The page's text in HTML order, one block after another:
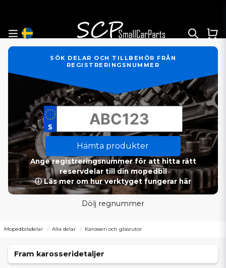
SÖK DELAR OCH TILLBEHÖR FRÅN
REGISTRERINGSNUMMER
Hämta produkter
Ange registreringsnummer för att hitta rätt
reservdelar till din mopedbil
ⓘ Läs mer om hur verktyget fungerar här
Dölj regnummer
Mopedbilsdelar Alla delar Karosseri och glasrutor
Fram karosseridetaljer